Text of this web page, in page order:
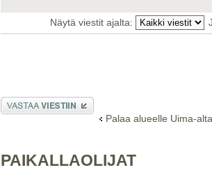
Näytä viestit ajalta:
Lähetä vastaus
Palaa alueelle Uima-
PAIKALLAOLIJAT